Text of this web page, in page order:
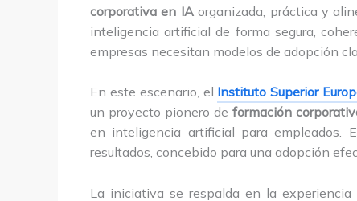
corporativa en IAorganizada, práctica y
inteligencia artificial de forma segura,
empresas necesitan modelos de adopción
En este escenario, el Instituto Superior
un proyecto pionero de formación
en inteligencia artificial para empleados.
resultados, concebido para una adopción
La iniciativa se respalda en la